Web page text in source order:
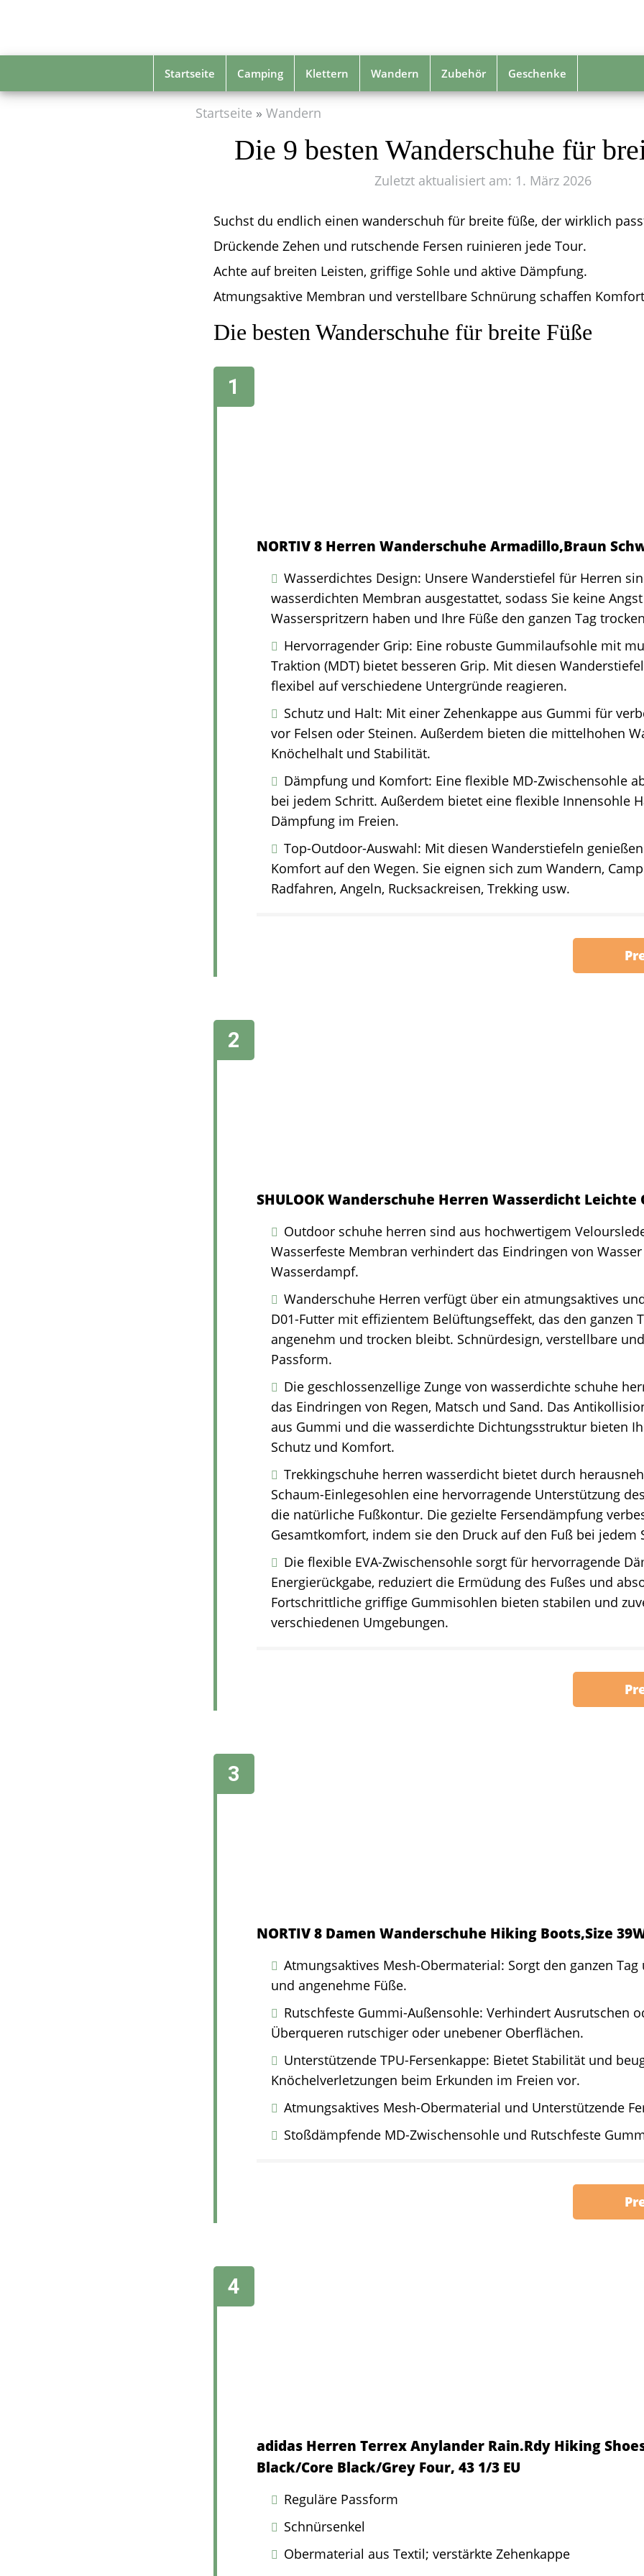
Startseite Camping Klettern Wandern Zubehör Geschenke
Startseite Wandern
Die 9 besten Wanderschuhe für
Zuletzt aktualisiert am: 1. März 2026
Suchst du endlich einen wanderschuh für breite füße, der wirklich
Drückende Zehen und rutschende Fersen ruinieren jede Tour.
Achte auf breiten Leisten, griffige Sohle und aktive Dämpfung.
Atmungsaktive Membran und verstellbare Schnürung schaffen
Die besten Wanderschuhe für breite Füße
NORTIV 8 Herren Wanderschuhe Armadillo,Braun
Wasserdichtes Design: Unsere Wanderstiefel für Herren
wasserdichten Membran ausgestattet, sodass Sie keine
Wasserspritzern haben und Ihre Füße den ganzen Tag
Hervorragender Grip: Eine robuste Gummilaufsohle mit
Traktion (MDT) bietet besseren Grip. Mit diesen
flexibel auf verschiedene Untergründe reagieren.
Schutz und Halt: Mit einer Zehenkappe aus Gummi für
vor Felsen oder Steinen. Außerdem bieten die mittelhohen
Knöchelhalt und Stabilität.
Dämpfung und Komfort: Eine flexible MD-Zwischensohle
bei jedem Schritt. Außerdem bietet eine flexible Innensohle
Dämpfung im Freien.
Top-Outdoor-Auswahl: Mit diesen Wanderstiefeln
Komfort auf den Wegen. Sie eignen sich zum Wandern,
Radfahren, Angeln, Rucksackreisen, Trekking usw.
SHULOOK Wanderschuhe Herren Wasserdicht Leichte
Outdoor schuhe herren sind aus hochwertigem
Wasserfeste Membran verhindert das Eindringen von
Wasserdampf.
Wanderschuhe Herren verfügt über ein atmungsaktives
D01-Futter mit effizientem Belüftungseffekt, das den ganzen
angenehm und trocken bleibt. Schnürdesign, verstellbare
Passform.
Die geschlossenzellige Zunge von wasserdichte schuhe
das Eindringen von Regen, Matsch und Sand. Das
aus Gummi und die wasserdichte Dichtungsstruktur bieten
Schutz und Komfort.
Trekkingschuhe herren wasserdicht bietet durch
Schaum-Einlegesohlen eine hervorragende Unterstützung
die natürliche Fußkontur. Die gezielte Fersendämpfung
Gesamtkomfort, indem sie den Druck auf den Fuß bei jedem
Die flexible EVA-Zwischensohle sorgt für hervorragende
Energierückgabe, reduziert die Ermüdung des Fußes und
Fortschrittliche griffige Gummisohlen bieten stabilen und
verschiedenen Umgebungen.
NORTIV 8 Damen Wanderschuhe Hiking Boots,Size
Atmungsaktives Mesh-Obermaterial: Sorgt den ganzen
und angenehme Füße.
Rutschfeste Gummi-Außensohle: Verhindert Ausrutschen
Überqueren rutschiger oder unebener Oberflächen.
Unterstützende TPU-Fersenkappe: Bietet Stabilität und
Knöchelverletzungen beim Erkunden im Freien vor.
Atmungsaktives Mesh-Obermaterial und Unterstützende
Stoßdämpfende MD-Zwischensohle und Rutschfeste
adidas Herren Terrex Anylander Rain.Rdy Hiking
Black/Core Black/Grey Four, 43 1/3 EU
Reguläre Passform
Schnürsenkel
Obermaterial aus Textil; verstärkte Zehenkappe